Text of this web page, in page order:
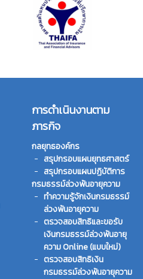
การดำเนินงานตาม
ภารกิจ
กลยุทธองค์กร
สรุปกรอบแผนยุทธศาสตร์
สรุปกรอบแผนปฏิบัติการ
กรมธรรม์ล่วงพ้นอายุความ
ทําความรู้จักเงินกรมธรรม์
ล่วงพ้นอายุความ
ตรวจสอบสิทธิและขอรับ
เงินกรมธรรม์ล่วงพ้นอายุ
ความ Online (แบบใหม่)
ตรวจสอบสิทธิเงิน
กรมธรรม์ล่วงพ้นอายุความ